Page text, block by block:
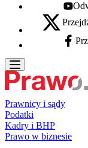
X - otwiera się
Prawnicy i sądy
Podatki
Kadry i BHP
Prawo w biznesie